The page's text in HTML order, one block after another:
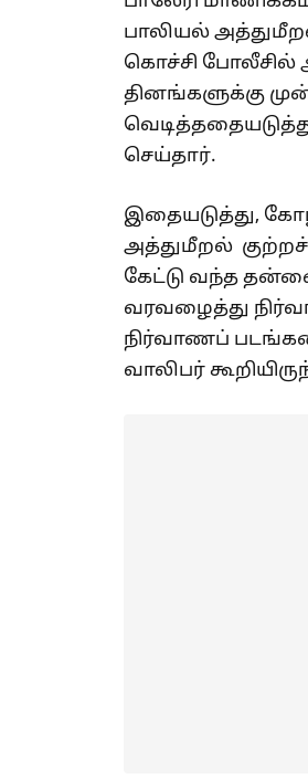
பாலியல்
கொச்சி போலீசில்
தினங்களுக்கு
செய்தார்.
இதையடுத்து,
அத்துமீறல்
கேட்டு வந்த
வரவழைத்து
நிர்வாணப்
வாலிபர்